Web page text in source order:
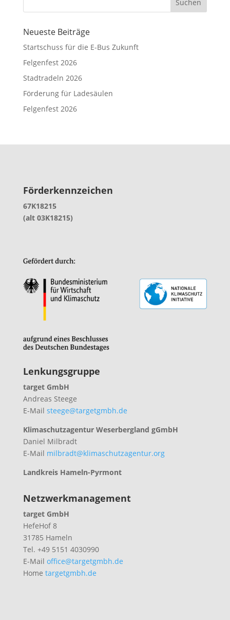
Suchen
Neueste Beiträge
Startschuss für die E-Bus Zukunft
Felgenfest 2026
Stadtradeln 2026
Förderung für Ladesäulen
Felgenfest 2026
Förderkennzeichen
67K18215
(alt 03K18215)
Lenkungsgruppe
target GmbH
Andreas Steege
E-Mail steege@targetgmbh.de
Klimaschutzagentur Weserbergland gGmbH
Daniel Milbradt
E-Mail milbradt@klimaschutzagentur.org
Landkreis Hameln-Pyrmont
Netzwerkmanagement
target GmbH
HefeHof 8
31785 Hameln
Tel. +49 5151 4030990
E-Mail office@targetgmbh.de
Home targetgmbh.de